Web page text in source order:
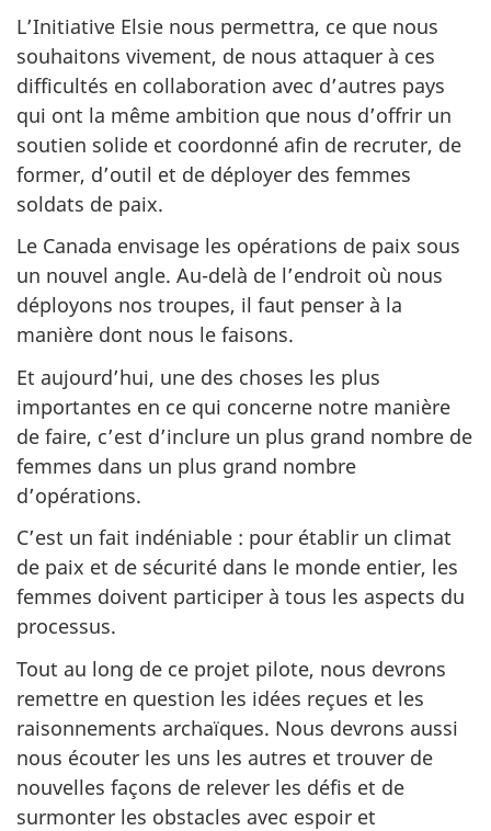
L’Initiative Elsie nous permettra, ce que nous
souhaitons vivement, de nous attaquer à ces
difficultés en collaboration avec d’autres pays
qui ont la même ambition que nous d’offrir un
soutien solide et coordonné afin de recruter, de
former, d’outil et de déployer des femmes
soldats de paix.
Le Canada envisage les opérations de paix sous
un nouvel angle. Au-delà de l’endroit où nous
déployons nos troupes, il faut penser à la
manière dont nous le faisons.
Et aujourd’hui, une des choses les plus
importantes en ce qui concerne notre manière
de faire, c’est d’inclure un plus grand nombre de
femmes dans un plus grand nombre
d’opérations.
C’est un fait indéniable : pour établir un climat
de paix et de sécurité dans le monde entier, les
femmes doivent participer à tous les aspects du
processus.
Tout au long de ce projet pilote, nous devrons
remettre en question les idées reçues et les
raisonnements archaïques. Nous devrons aussi
nous écouter les uns les autres et trouver de
nouvelles façons de relever les défis et de
surmonter les obstacles avec espoir et